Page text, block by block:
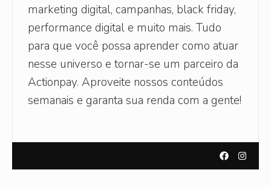
marketing digital, campanhas, black friday,
performance digital e muito mais. Tudo
para que você possa aprender como atuar
nesse universo e tornar-se um parceiro da
Actionpay. Aproveite nossos conteúdos
semanais e garanta sua renda com a gente!